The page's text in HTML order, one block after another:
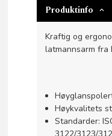
Produktinfo
Kraftig og
latmannsarm fra
Høykvalitets
Standarder: